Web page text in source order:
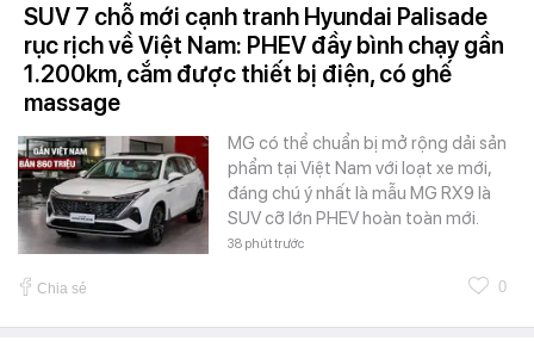
SUV 7 chỗ mới cạnh tranh Hyundai Palisade
rục rịch về Việt Nam: PHEV đầy bình chạy gần
1.200km, cắm được thiết bị điện, có ghế
massage
MG có thể chuẩn bị mở rộng dải sản
phẩm tại Việt Nam với loạt xe mới,
đáng chú ý nhất là mẫu MG RX9 là
SUV cỡ lớn PHEV hoàn toàn mới.
38 phút trước
Chia sẻ 0